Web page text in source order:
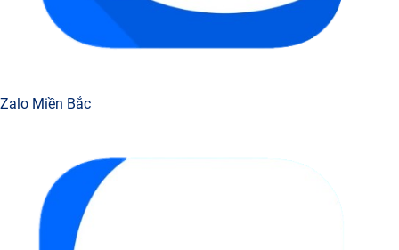
Zalo Miền Bắc